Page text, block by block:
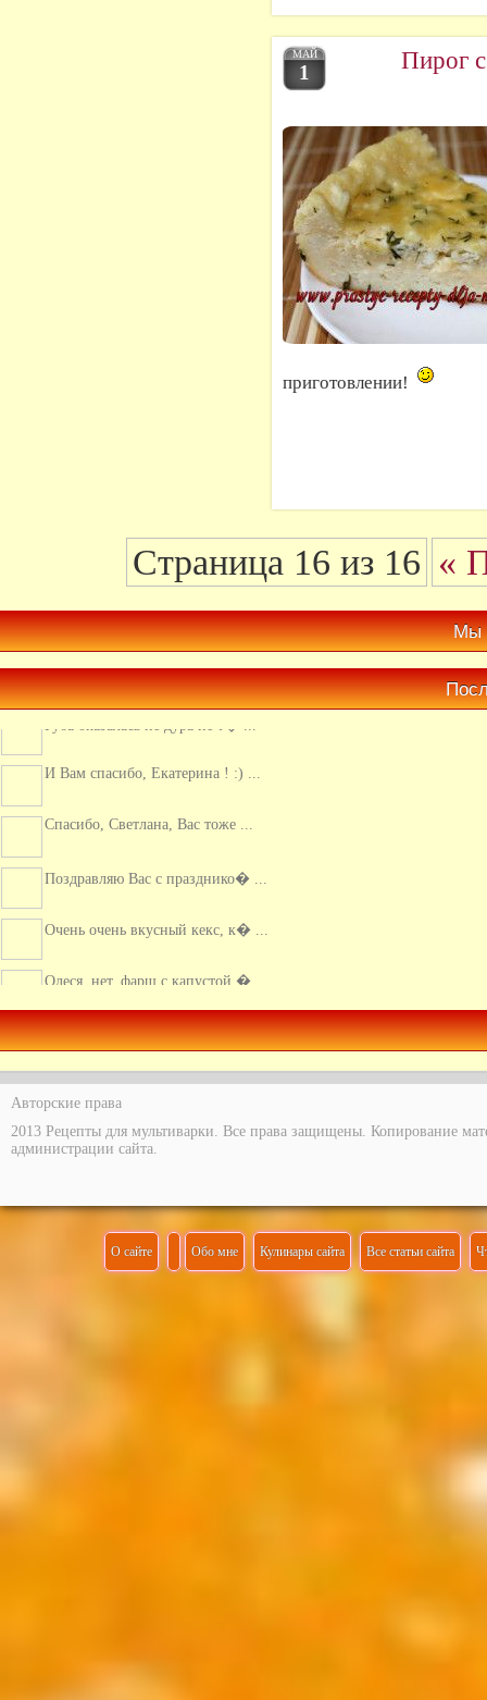
МАЙ
1 Пирог
приготовлении!
Страница 16 из 16 «
Мы
Авторские права
2013 Рецепты для мультиварки. Все права защищены. Копирование
администрации сайта.
О сайте Обо мне Кулинары сайта Все статьи сайта